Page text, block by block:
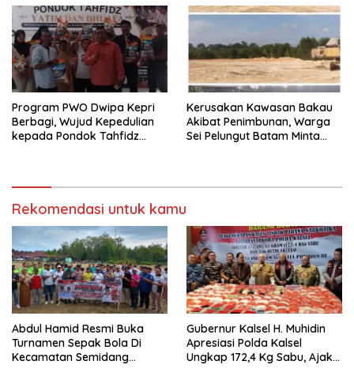
Program PWO Dwipa Kepri
Berbagi, Wujud Kepedulian
kepada Pondok Tahfidz
Kerusakan Kawasan Bakau
Akibat Penimbunan, Warga
Sei Pelungut Batam Minta
Rekomendasi untuk kamu
Abdul Hamid Resmi Buka
Turnamen Sepak Bola Di
Kecamatan Semidang
Gubernur Kalsel H. Muhidin
Apresiasi Polda Kalsel
Ungkap 172,4 Kg Sabu, Ajak